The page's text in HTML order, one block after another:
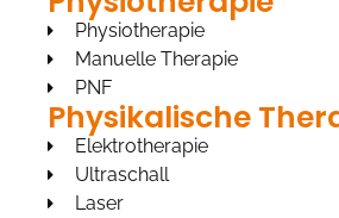
Physiotherapie
Manuelle Therapie
PNF
Physikalische
Elektrotherapie
Ultraschall
Laser